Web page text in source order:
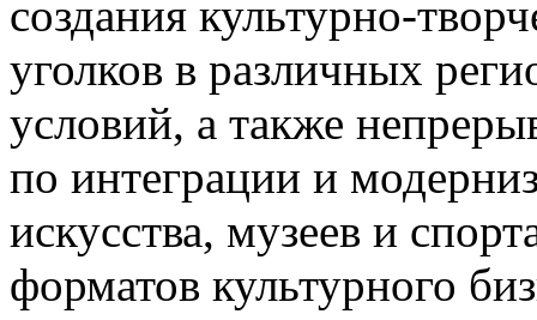
создания культурно-
уголков в различных
условий, а также
по интеграции и
искусства, музеев и
форматов культурного